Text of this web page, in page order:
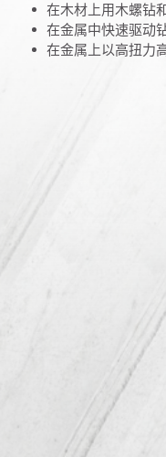
在木材上用木螺钻
在金属中快速驱动
在金属上以高扭力